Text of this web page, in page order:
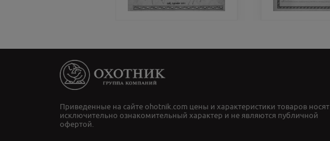
Приведенные на сайте ohotnik.com цены и характеристики товаров носят
исключительно ознакомительный характер и не являются публичной
офертой.